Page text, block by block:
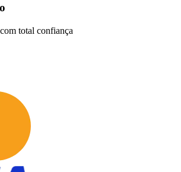
total confiança